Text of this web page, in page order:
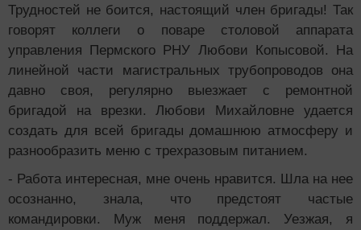
Трудностей не боится, настоящий член бригады! Так
говорят коллеги о поваре столовой аппарата
управления Пермского РНУ Любови Копысовой. На
линейной части магистральных трубопроводов она
давно своя, регулярно выезжает с ремонтной
бригадой на врезки. Любови Михайловне удается
создать для всей бригады домашнюю атмосферу и
разнообразить меню с трехразовым питанием.
- Работа интересная, мне очень нравится. Шла на нее
осознанно, знала, что предстоят частые
командировки. Муж меня поддержал. Уезжая, я